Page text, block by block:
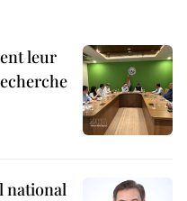
leur
national